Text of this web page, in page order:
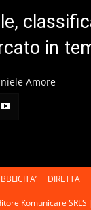
in
Amore
DIRETTA
Komunicare SRLS